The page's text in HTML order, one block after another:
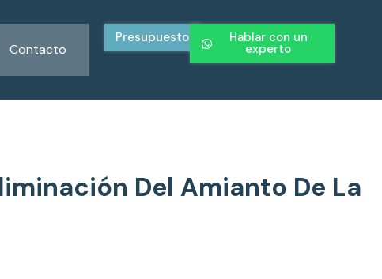
Contacto
Presupuesto Hablar con un
experto
Del Amianto De La